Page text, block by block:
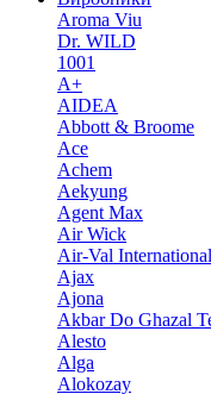
Aroma Viu
Dr. WILD
1001
A+
AIDEA
Abbott & Broome
Ace
Achem
Aekyung
Agent Max
Air Wick
Air-Val International
Ajax
Ajona
Akbar Do Ghazal
Alesto
Alga
Alokozay